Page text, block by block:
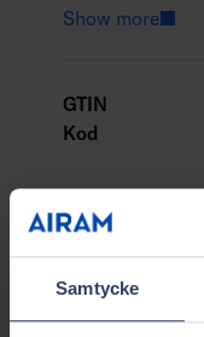
Samtycke
Show more
GTIN
Kod
Teknisk